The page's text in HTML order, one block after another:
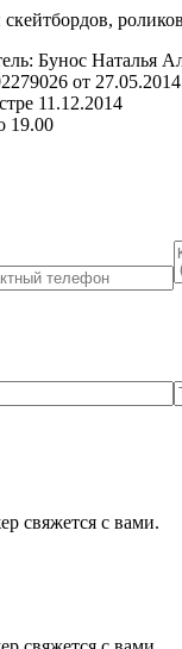
Бунос Наталья
от
11.12.2014
19.00
свяжется с вами.